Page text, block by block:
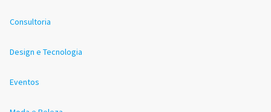
Consultoria
Design e Tecnologia
Eventos